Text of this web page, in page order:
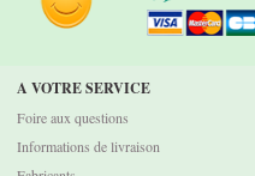
A VOTRE SERVICE
Foire aux questions
Informations de livraison